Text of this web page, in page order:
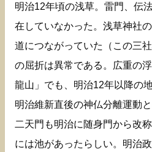
明治12年頃の浅草。雷門、伝
在していなかった。浅草神社
道につながっていた（この三
の屈折は異常である。広重の
龍山」でも、明治12年以降の
明治維新直後の神仏分離運動
二天門も明治に随身門から改
には池があったらしい。明治